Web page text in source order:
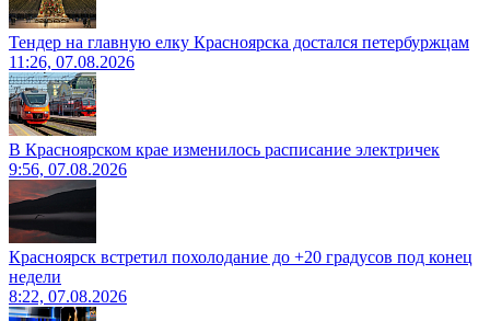
Тендер на главную елку Красноярска достался петербуржцам
11:26, 07.08.2026
В Красноярском крае изменилось расписание электричек
9:56, 07.08.2026
Красноярск встретил похолодание до +20 градусов под конец
недели
8:22, 07.08.2026